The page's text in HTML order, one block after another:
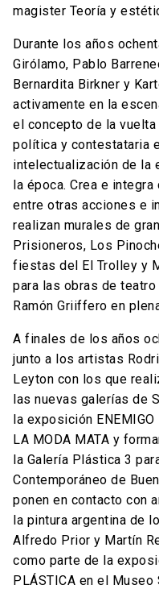
magister Teoría y
Durante los años
Girólamo, Pablo
Bernardita Birkner y
activamente en la
el concepto de la
política y contestataria
intelectualización de la
la época. Crea e
entre otras acciones e
realizan murales de
Prisioneros, Los
fiestas del El Trolley y
para las obras de
Ramón Griiffero en
A finales de los años
junto a los artistas
Leyton con los que
las nuevas galerías de
la exposición
LA MODA MATA y
la Galería Plástica 3
Contemporáneo de
ponen en contacto con
la pintura argentina de
Alfredo Prior y Martín
como parte de la
PLÁSTICA en el